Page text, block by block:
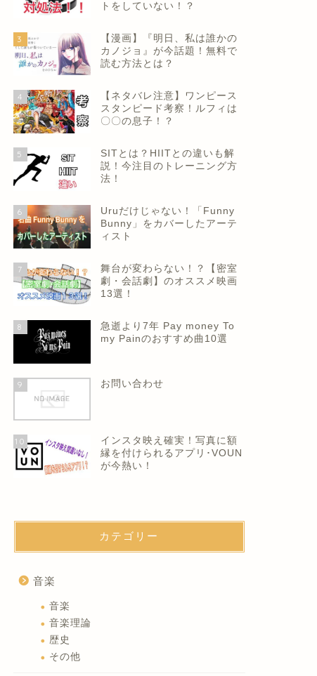
トをしていない！？
3
【漫画】『明日、私は誰かの
カノジョ』が今話題！無料で
読む方法とは？
4
【ネタバレ注意】ワンピース
スタンピード考察！ルフィは
〇〇の息子！？
5
SITとは？HIITとの違いも解
説！今注目のトレーニング方
法！
6
Uruだけじゃない！「Funny
Bunny」をカバーしたアーテ
ィスト
7
舞台が変わらない！？【密室
劇・会話劇】のオススメ映画
13選！
8
急逝より7年 Pay money To
my Painのおすすめ曲10選
9 お問い合わせ
10
インスタ映え確実！写真に額
縁を付けられるアプリ･VOUN
が今熱い！
カテゴリー
音楽
音楽
音楽理論
歴史
その他